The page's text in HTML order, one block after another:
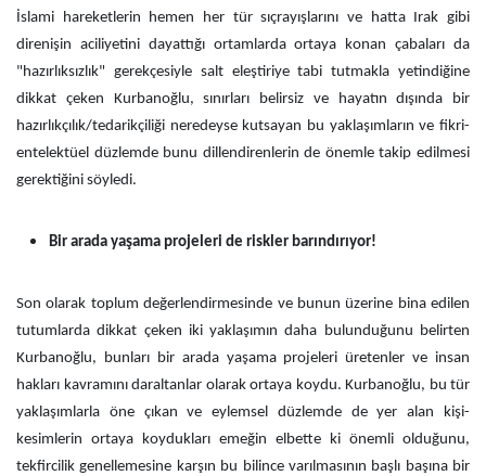
İslami hareketlerin hemen her tür sıçrayışlarını ve hatta Irak gibi
direnişin aciliyetini dayattığı ortamlarda ortaya konan çabaları da
"hazırlıksızlık" gerekçesiyle salt eleştiriye tabi tutmakla yetindiğine
dikkat çeken Kurbanoğlu, sınırları belirsiz ve hayatın dışında bir
hazırlıkçılık/tedarikçiliği neredeyse kutsayan bu yaklaşımların ve fikri-
entelektüel düzlemde bunu dillendirenlerin de önemle takip edilmesi
gerektiğini söyledi.
Bir arada yaşama projeleri de riskler barındırıyor!
Son olarak toplum değerlendirmesinde ve bunun üzerine bina edilen
tutumlarda dikkat çeken iki yaklaşımın daha bulunduğunu belirten
Kurbanoğlu, bunları bir arada yaşama projeleri üretenler ve insan
hakları kavramını daraltanlar olarak ortaya koydu. Kurbanoğlu, bu tür
yaklaşımlarla öne çıkan ve eylemsel düzlemde de yer alan kişi-
kesimlerin ortaya koydukları emeğin elbette ki önemli olduğunu,
tekfircilik genellemesine karşın bu bilince varılmasının başlı başına bir